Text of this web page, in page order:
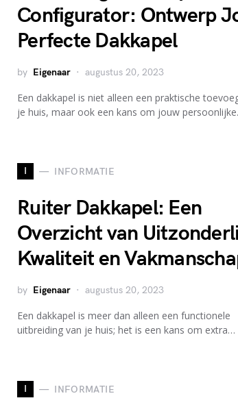
Configurator: Ontwerp
Perfecte Dakkapel
by Eigenaar augustus 20, 2023
Een dakkapel is niet alleen een praktische
je huis, maar ook een kans om jouw
I INFORMATIE
Ruiter Dakkapel: Een
Overzicht van
Kwaliteit en
by Eigenaar augustus 20, 2023
Een dakkapel is meer dan alleen een functionele
uitbreiding van je huis; het is een kans om extra…
I INFORMATIE